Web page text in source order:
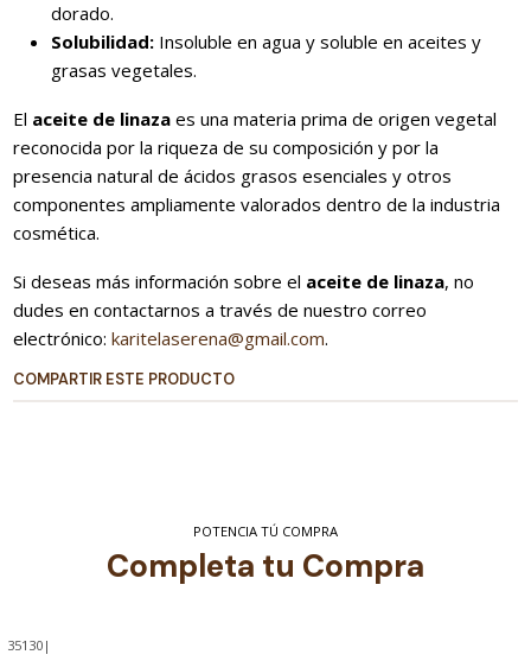
dorado.
Solubilidad: Insoluble en agua y soluble en aceites y
grasas vegetales.
El aceite de linaza es una materia prima de origen vegetal
reconocida por la riqueza de su composición y por la
presencia natural de ácidos grasos esenciales y otros
componentes ampliamente valorados dentro de la industria
cosmética.
Si deseas más información sobre el aceite de linaza, no
dudes en contactarnos a través de nuestro correo
electrónico:karitelaserena@gmail.com.
COMPARTIR ESTE PRODUCTO
POTENCIA TÚ COMPRA
Completa tu Compra
35130|